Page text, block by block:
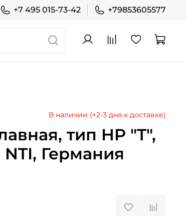
+7 495 015-73-42 +79853605577
В наличии (+2-3 дня к доставке)
тип HP "T",
NTI, Германия